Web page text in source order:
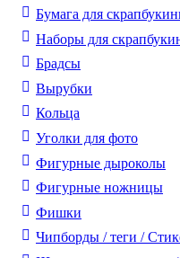
Бумага для
Наборы для
Брадсы
Вырубки
Кольца
Уголки для фото
Фигурные дыроколы
Фигурные ножницы
Фишки
Чипборды / теги /